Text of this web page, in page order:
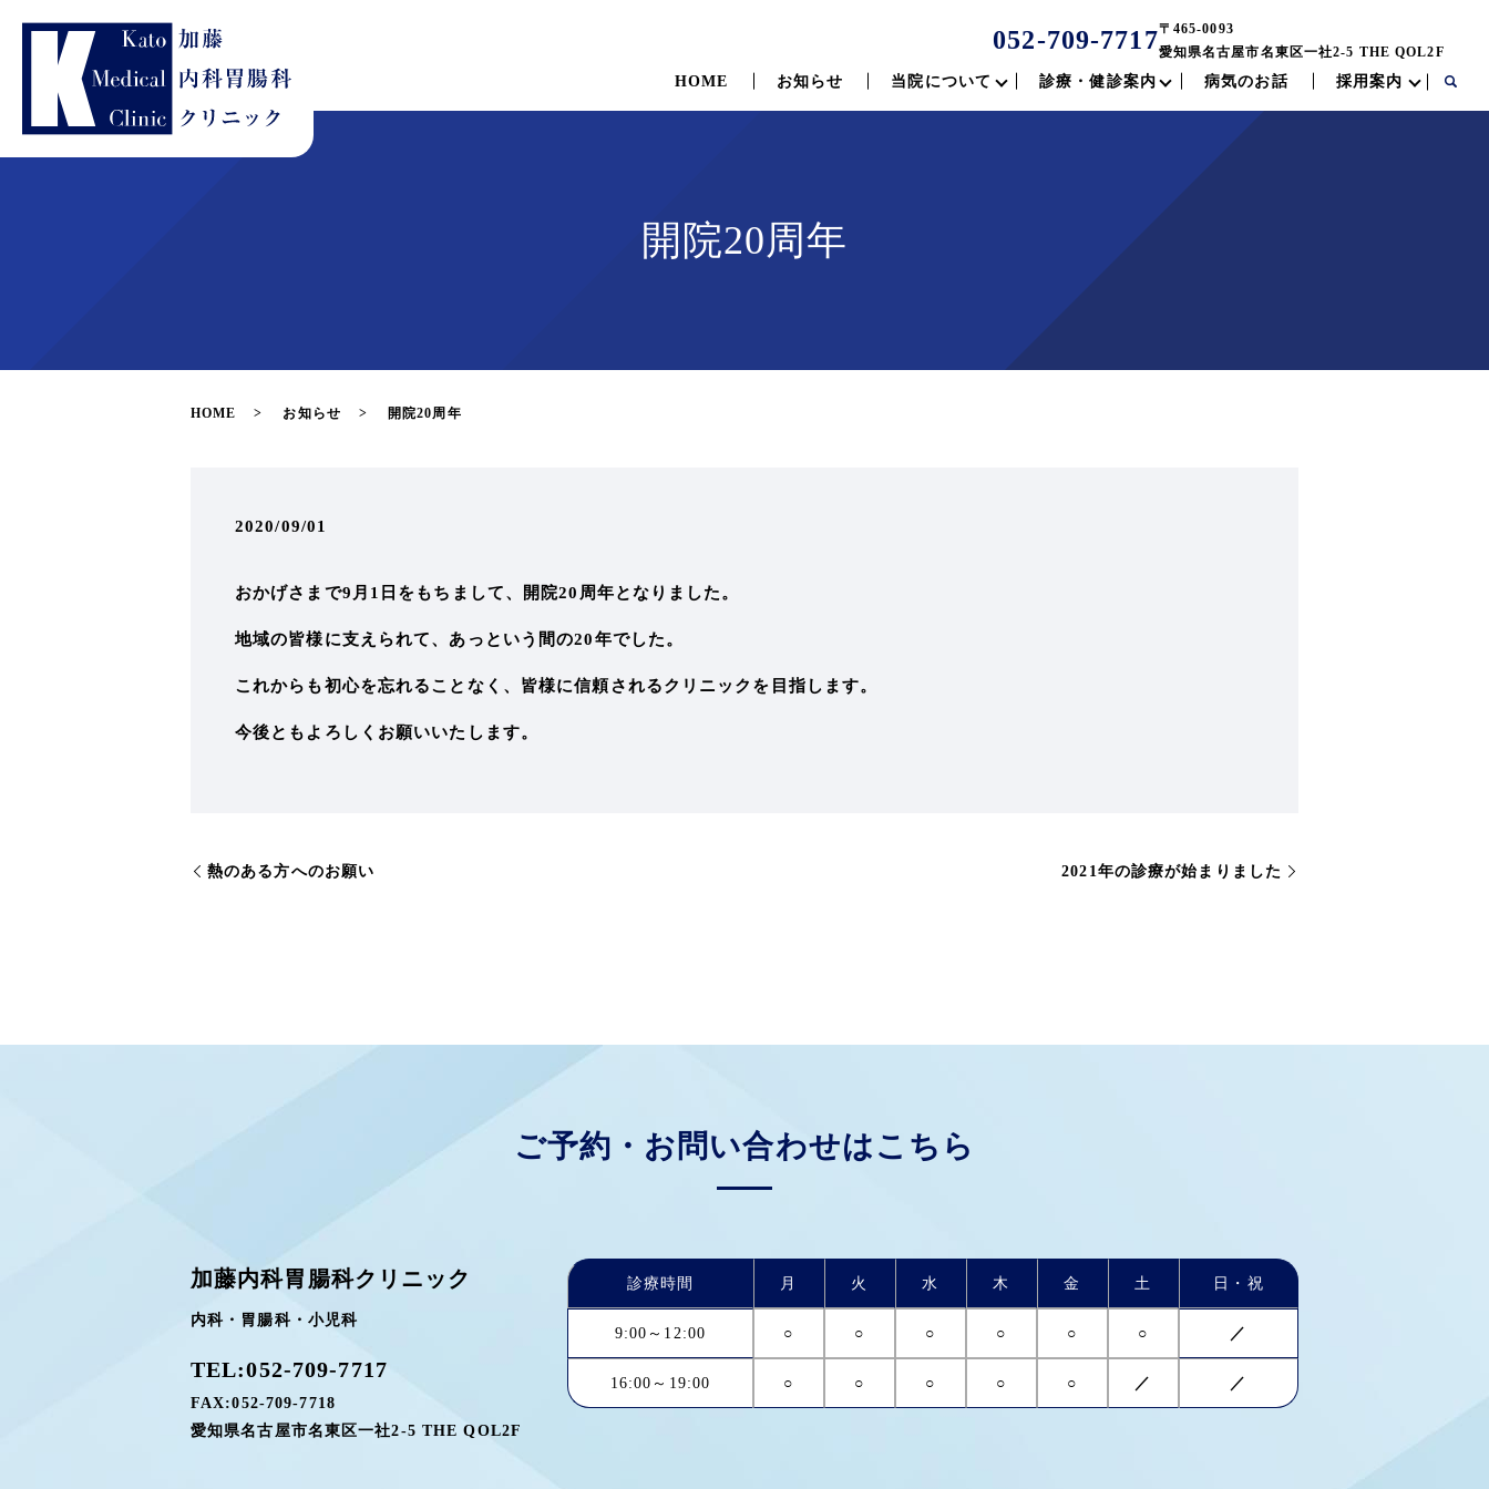
HOME お知らせ 当院について 診療・健診案内 病気のお話 採用案内
052-709-7717〒465-0093
愛知県名古屋市名東区一社2-5 THE QOL2F
開院20周年
HOME お知らせ 開院20周年
2020/09/01
おかげさまで9月1日をもちまして、開院20周年となりました。
地域の皆様に支えられて、あっという間の20年でした。
これからも初心を忘れることなく、皆様に信頼されるクリニックを目指します。
今後ともよろしくお願いいたします。
熱のある方へのお願い 2021年の診療が始まりました
ご予約・お問い合わせはこちら
加藤内科胃腸科クリニック
内科・胃腸科・小児科
TEL:052-709-7717
FAX:052-709-7718
愛知県名古屋市名東区一社2-5 THE QOL2F
診療時間 月 火 水 木 金 土 日・祝
9:00～12:00 ○ ○ ○ ○ ○ ○ ／
16:00～19:00 ○ ○ ○ ○ ○ ／ ／